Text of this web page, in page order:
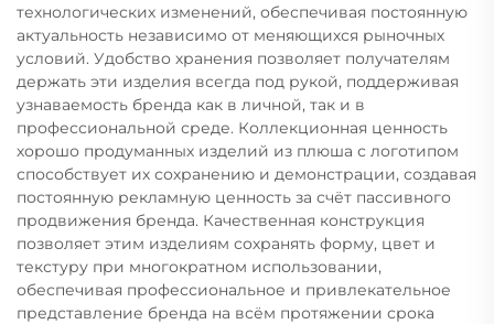
технологических изменений, обеспечивая постоянную
актуальность независимо от меняющихся рыночных
условий. Удобство хранения позволяет получателям
держать эти изделия всегда под рукой, поддерживая
узнаваемость бренда как в личной, так и в
профессиональной среде. Коллекционная ценность
хорошо продуманных изделий из плюша с логотипом
способствует их сохранению и демонстрации, создавая
постоянную рекламную ценность за счёт пассивного
продвижения бренда. Качественная конструкция
позволяет этим изделиям сохранять форму, цвет и
текстуру при многократном использовании,
обеспечивая профессиональное и привлекательное
представление бренда на всём протяжении срока